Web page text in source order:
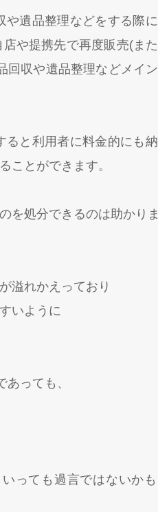
遺品整理などをする際
や提携先で再度販売(ま
回収や遺品整理などメイ
と利用者に料金的にも
ことができます。
を処分できるのは助かりま
溢れかえっており
いように
っても、
っても過言ではないか